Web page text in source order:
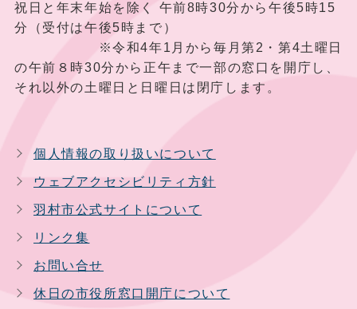
祝日と年末年始を除く 午前8時30分から午後5時15
分（受付は午後5時まで）
※令和4年1月から毎月第2・第4土曜日
の午前８時30分から正午まで一部の窓口を開庁し、
それ以外の土曜日と日曜日は閉庁します。
個人情報の取り扱いについて
ウェブアクセシビリティ方針
羽村市公式サイトについて
リンク集
お問い合せ
休日の市役所窓口開庁について